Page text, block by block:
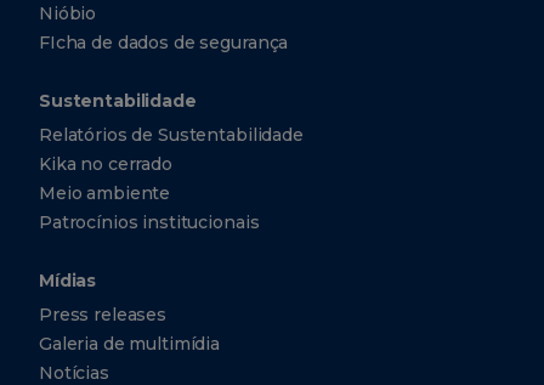
Nióbio
FIcha de dados de segurança
Sustentabilidade
Relatórios de Sustentabilidade
Kika no cerrado
Meio ambiente
Patrocínios institucionais
Mídias
Press releases
Galeria de multimídia
Notícias